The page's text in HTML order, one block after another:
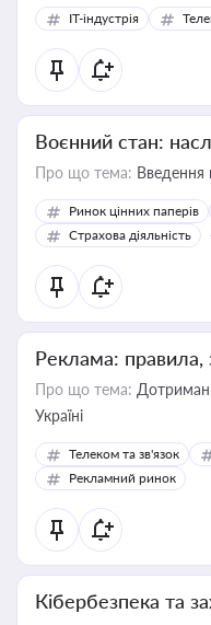
IT-індустрія
Воєнний стан:
Про що тема: Введення
Ринок цінних паперів
Страхова діяльність
Реклама: правила,
Про що тема:
Україні
Телеком та зв'язок
Рекламний ринок
Кібербезпека та